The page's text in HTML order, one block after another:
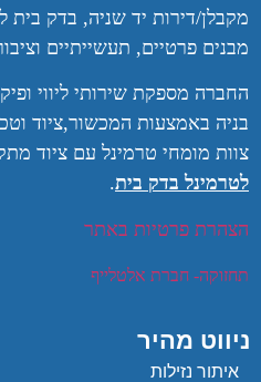
מקבלן/דירות יד שניה, בדק בית
מבנים פרטיים, תעשייתיים
החברה מספקת שירותי ליווי
בניה באמצעות המכשור,ציוד
צוות מומחי טרמינל עם ציוד
לטרמינל בדק בית.
הצהרת פרטיות באתר
תחזוקה- חברת אלטלייף
ניווט מהיר
איתור נזילות